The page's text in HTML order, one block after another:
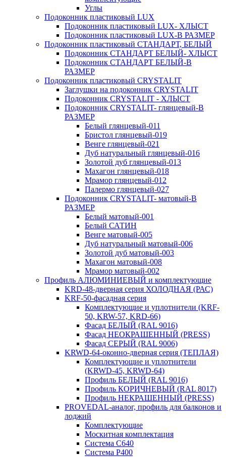
Углы
Подоконник пластиковый LUX
Подоконник пластиковый LUX- ХЛЫСТ
Подоконник пластиковый LUX-В РАЗМЕР
Подоконник пластиковый СТАНДАРТ, БЕЛЫЙ
Подоконник СТАНДАРТ БЕЛЫЙ- ХЛЫСТ
Подоконник СТАНДАРТ БЕЛЫЙ-В
РАЗМЕР
Подоконник пластиковый CRYSTALIT
Заглушки на подоконник CRYSTALIT
Подоконник CRYSTALIT - ХЛЫСТ
Подоконник CRYSTALIT- глянцевый-В
РАЗМЕР
Белый глянцевый-011
Бристол глянцевый-019
Венге глянцевый-021
Дуб натуральный глянцевый-016
Золотой дуб глянцевый-013
Махагон глянцевый-018
Мрамор глянцевый-012
Палермо глянцевый-027
Подоконник CRYSTALIT- матовый-В
РАЗМЕР
Белый матовый-001
Белый САТИН
Венге матовый-005
Дуб натуральный матовый-006
Золотой дуб матовый-003
Махагон матовый-008
Мрамор матовый-002
Профиль АЛЮМИНИЕВЫЙ и комплектующие
KRD-48-дверная серия ХОЛОДНАЯ (РАС)
KRF-50-фасадная серия
Комплектующие и уплотнители (KRF-
50, KRW-57, KRD-66)
Фасад БЕЛЫЙ (RAL 9016)
Фасад НЕОКРАШЕННЫЙ (PRESS)
Фасад СЕРЫЙ (RAL 9006)
KRWD-64-оконно-дверная серия (ТЕПЛАЯ)
Комплектующие и уплотнители
(KRWD-45, KRWD-64)
Профиль БЕЛЫЙ (RAL 9016)
Профиль КОРИЧНЕВЫЙ (RAL 8017)
Профиль НЕКРАШЕННЫЙ (PRESS)
PROVEDAL-аналог, профиль для балконов и
лоджий
Комплектующие
Москитная комплектация
Система C640
Система P400